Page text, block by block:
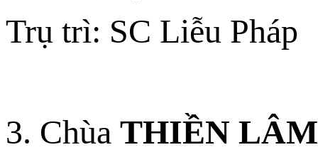
Trụ trì: SC Liễu Pháp
3. Chùa THIỀN